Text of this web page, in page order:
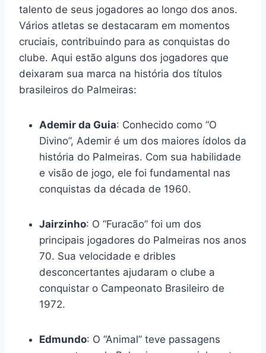
talento de seus jogadores ao longo dos anos.
Vários atletas se destacaram em momentos
cruciais, contribuindo para as conquistas do
clube. Aqui estão alguns dos jogadores que
deixaram sua marca na história dos títulos
brasileiros do Palmeiras:
Ademir da Guia: Conhecido como “O
Divino”, Ademir é um dos maiores ídolos da
história do Palmeiras. Com sua habilidade
e visão de jogo, ele foi fundamental nas
conquistas da década de 1960.
Jairzinho: O “Furacão” foi um dos
principais jogadores do Palmeiras nos anos
70. Sua velocidade e dribles
desconcertantes ajudaram o clube a
conquistar o Campeonato Brasileiro de
1972.
Edmundo: O “Animal” teve passagens